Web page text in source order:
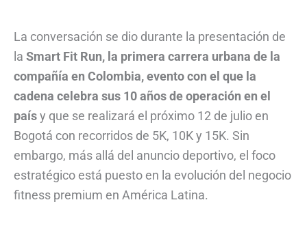
La conversación se dio durante la presentación de
la Smart Fit Run, la primera carrera urbana de la
compañía en Colombia, evento con el que la
cadena celebra sus 10 años de operación en el
paísy que se realizará el próximo 12 de julio en
Bogotá con recorridos de 5K, 10K y 15K. Sin
embargo, más allá del anuncio deportivo, el foco
estratégico está puesto en la evolución del negocio
fitness premium en América Latina.